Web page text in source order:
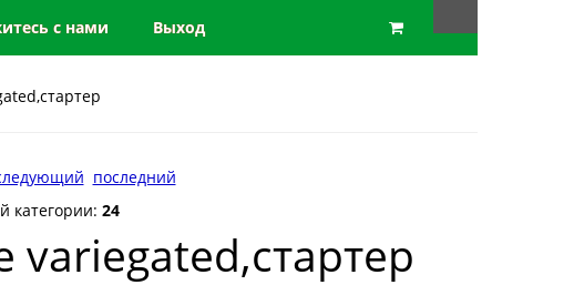
с нами Выход
последний
категории: 24
variegated,стартер